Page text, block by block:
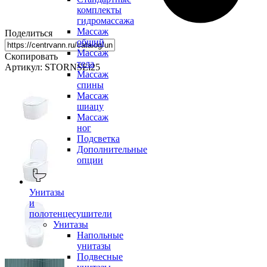
комплекты
гидромассажа
Массаж
общий
Массаж
тела
Массаж
спины
Массаж
шиацу
Массаж
ног
Подсветка
Дополнительные
опции
Унитазы
и
полотенцесушители
Унитазы
Напольные
унитазы
Подвесные
Поделиться
Скопировать
Артикул: STORNSEi25